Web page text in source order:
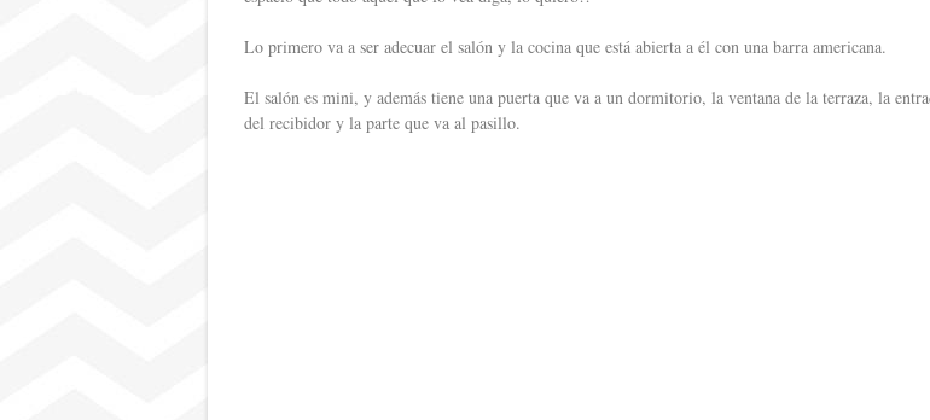
Lo primero va a ser adecuar el salón y la cocina que está abierta a él con una barra americana.
El salón es mini, y además tiene una puerta que va a un dormitorio, la ventana de la terraza, la
del recibidor y la parte que va al pasillo.